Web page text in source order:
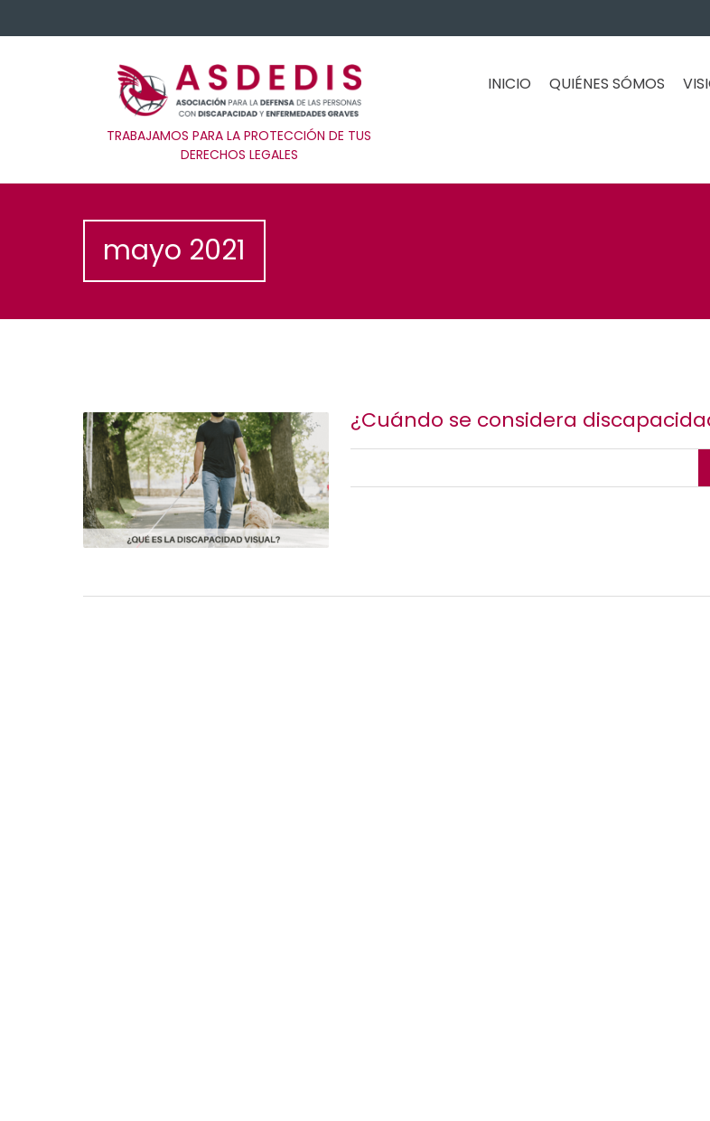
TRABAJAMOS PARA LA PROTECCIÓN DE TUS
DERECHOS LEGALES
INICIO QUIÉNES SÓMOS
mayo 2021
¿Cuándo se considera